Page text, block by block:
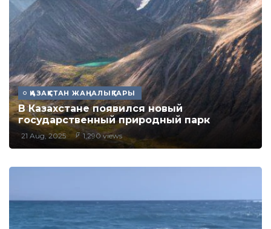
ҚАЗАҚСТАН ЖАҢАЛЫҚТАРЫ
В Казахстане появился новый
государственный природный парк
21 Aug, 2025 1,290 views